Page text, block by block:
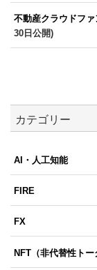
不動産クラウドフ
30日公開)
カテゴリー
AI・人工知能
FIRE
FX
NFT（非代替性トー